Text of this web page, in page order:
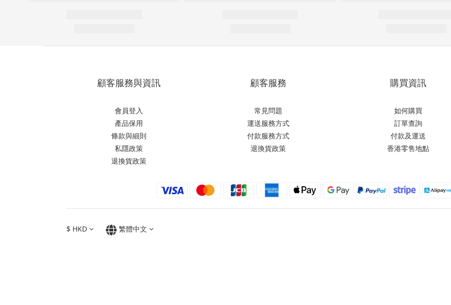
顧客服務與資訊
會員登入
產品保用
條款與細則
私隱政策
退換貨政策
顧客服務
常見問題
運送服務方式
付款服務方式
退換貨政策
購買資訊
如何購買
訂單查詢
付款及運送
香港零售地點
$ HKD 繁體中文